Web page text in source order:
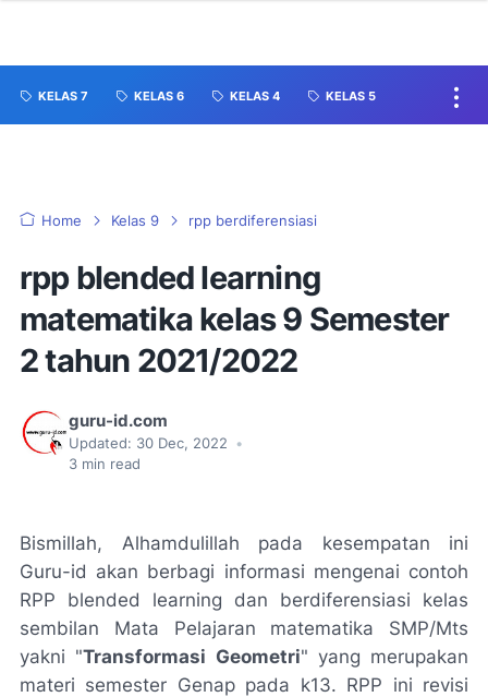
KELAS 7 KELAS 6 KELAS 4 KELAS 5
Home Kelas 9 rpp berdiferensiasi
rpp blended learning
matematika kelas 9 Semester
2 tahun 2021/2022
guru-id.com
Updated: 30 Dec, 2022
•
3 min read
Bismillah, Alhamdulillah pada kesempatan ini
Guru-id akan berbagi informasi mengenai contoh
RPP blended learning dan berdiferensiasi kelas
sembilan Mata Pelajaran matematika SMP/Mts
yakni "Transformasi Geometri" yang merupakan
materi semester Genap pada k13. RPP ini revisi